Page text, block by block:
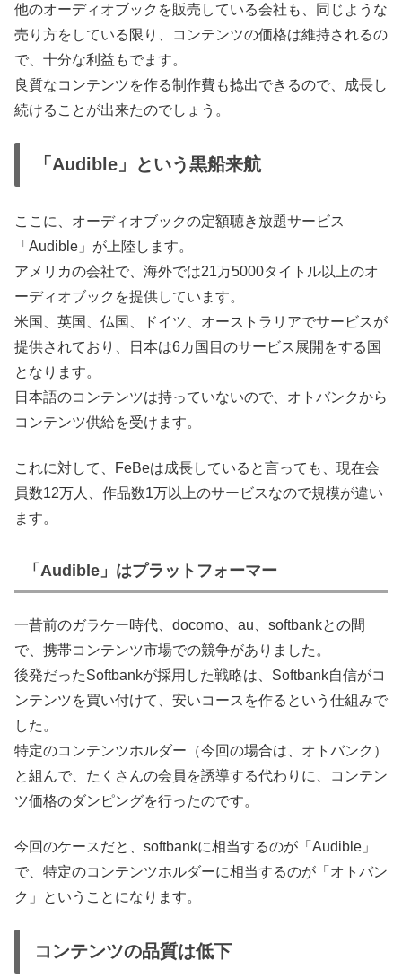
他のオーディオブックを販売している会社も、同じような
売り方をしている限り、コンテンツの価格は維持されるの
で、十分な利益もでます。
良質なコンテンツを作る制作費も捻出できるので、成長し
続けることが出来たのでしょう。
「Audible」という黒船来航
ここに、オーディオブックの定額聴き放題サービス
「Audible」が上陸します。
アメリカの会社で、海外では21万5000タイトル以上のオ
ーディオブックを提供しています。
米国、英国、仏国、ドイツ、オーストラリアでサービスが
提供されており、日本は6カ国目のサービス展開をする国
となります。
日本語のコンテンツは持っていないので、オトバンクから
コンテンツ供給を受けます。
これに対して、FeBeは成長していると言っても、現在会
員数12万人、作品数1万以上のサービスなので規模が違い
ます。
「Audible」はプラットフォーマー
一昔前のガラケー時代、docomo、au、softbankとの間
で、携帯コンテンツ市場での競争がありました。
後発だったSoftbankが採用した戦略は、Softbank自信がコ
ンテンツを買い付けて、安いコースを作るという仕組みで
した。
特定のコンテンツホルダー（今回の場合は、オトバンク）
と組んで、たくさんの会員を誘導する代わりに、コンテン
ツ価格のダンピングを行ったのです。
今回のケースだと、softbankに相当するのが「Audible」
で、特定のコンテンツホルダーに相当するのが「オトバン
ク」ということになります。
コンテンツの品質は低下